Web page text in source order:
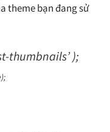
theme bạn đang sử
thumbnails’);
);